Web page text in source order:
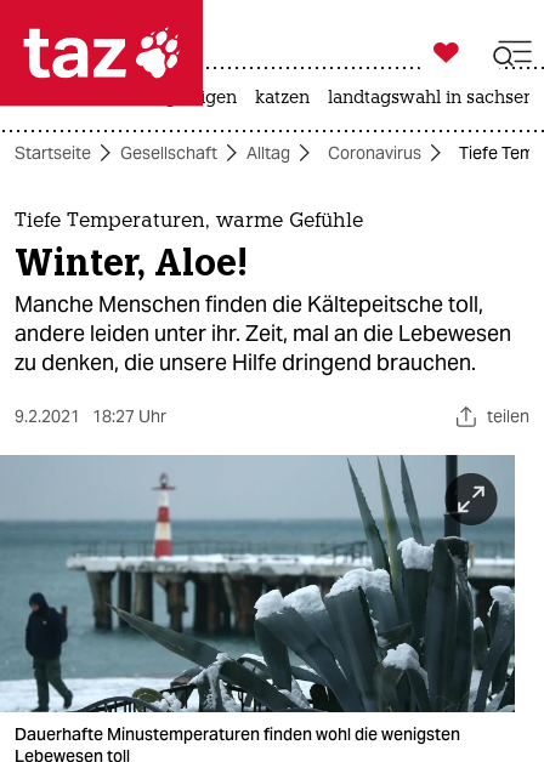
 taz zahl ich
taz zahl ich
themen
politik
öko
berlin
nord
wahrheit
verlag

taz zahl ich
bergsteigen katzen landtagswahl in
Startseite Gesellschaft Alltag Coronavirus Tiefe
Tiefe Temperaturen, warme Gefühle
Winter, Aloe!
Manche Menschen finden die Kältepeitsche toll,
andere leiden unter ihr. Zeit, mal an die Lebewesen
zu denken, die unsere Hilfe dringend brauchen.
9.2.2021 18:27 Uhr teilen
Dauerhafte Minustemperaturen finden wohl die wenigsten
Lebewesen toll